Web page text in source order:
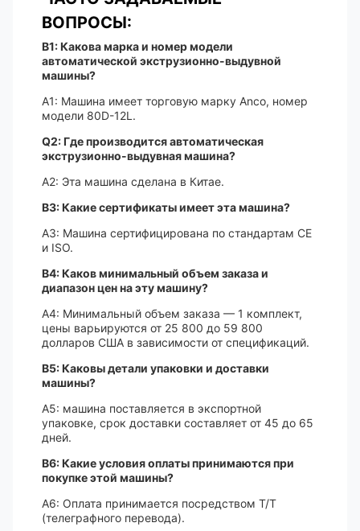
ВОПРОСЫ:
В1: Какова марка и номер модели
автоматической экструзионно-выдувной
машины?
A1: Машина имеет торговую марку Anco, номер
модели 80D-12L.
Q2: Где производится автоматическая
экструзионно-выдувная машина?
A2: Эта машина сделана в Китае.
В3: Какие сертификаты имеет эта машина?
A3: Машина сертифицирована по стандартам CE
и ISO.
В4: Каков минимальный объем заказа и
диапазон цен на эту машину?
A4: Минимальный объем заказа — 1 комплект,
цены варьируются от 25 800 до 59 800
долларов США в зависимости от спецификаций.
В5: Каковы детали упаковки и доставки
машины?
A5: машина поставляется в экспортной
упаковке, срок доставки составляет от 45 до 65
дней.
В6: Какие условия оплаты принимаются при
покупке этой машины?
A6: Оплата принимается посредством T/T
(телеграфного перевода).